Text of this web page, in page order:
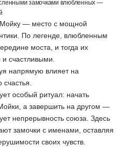
замочками влюбленных —
Мойку — место с мощной
По легенде, влюбленным
моста, и тогда их
и счастливыми.
напрямую влияет на
счастья.
особый ритуал: начать
а завершить на другом —
непрерывность союза. Здесь
замочки с именами, оставляя
своих чувств.